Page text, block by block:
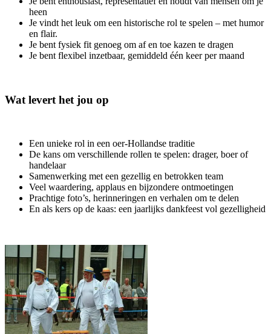
heen
Je vindt het leuk om een historische rol te spelen – met humor
en flair.
Je bent fysiek fit genoeg om af en toe kazen te dragen
Je bent flexibel inzetbaar, gemiddeld één keer per maand
Wat levert het jou op
Een unieke rol in een oer-Hollandse traditie
De kans om verschillende rollen te spelen: drager, boer of
handelaar
Samenwerking met een gezellig en betrokken team
Veel waardering, applaus en bijzondere ontmoetingen
Prachtige foto’s, herinneringen en verhalen om te delen
En als kers op de kaas: een jaarlijks dankfeest vol gezelligheid